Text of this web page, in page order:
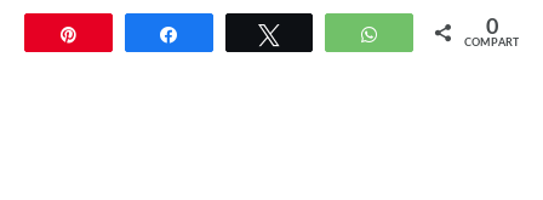
Compartir WhatsApp 0
COMPARTIR